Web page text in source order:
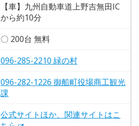
【車】九州自動車道上野吉無田IC
から約10分
〇 200台 無料
096-285-2210 緑の村
096-282-1226 御船町役場商工観光
課
公式サイトほか、関連サイトはこ